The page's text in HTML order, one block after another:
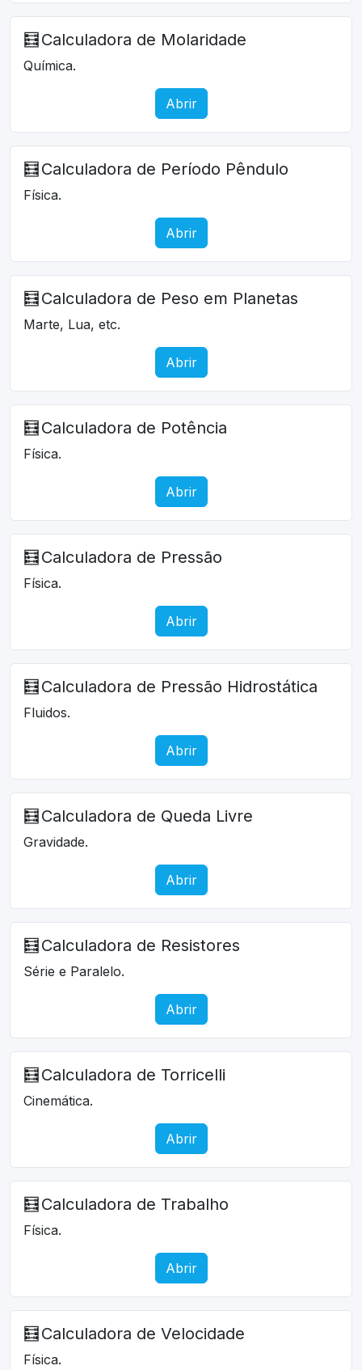
🧮 Calculadora de Molaridade
Química.
Abrir
🧮 Calculadora de Período Pêndulo
Física.
Abrir
🧮 Calculadora de Peso em Planetas
Marte, Lua, etc.
Abrir
🧮 Calculadora de Potência
Física.
Abrir
🧮 Calculadora de Pressão
Física.
Abrir
🧮 Calculadora de Pressão Hidrostática
Fluidos.
Abrir
🧮 Calculadora de Queda Livre
Gravidade.
Abrir
🧮 Calculadora de Resistores
Série e Paralelo.
Abrir
🧮 Calculadora de Torricelli
Cinemática.
Abrir
🧮 Calculadora de Trabalho
Física.
Abrir
🧮 Calculadora de Velocidade
Física.